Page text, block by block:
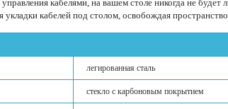
управления кабелями, на вашем столе никогда не
укладки кабелей под столом, освобождая
легированная сталь
стекло с карбоновым покрытием